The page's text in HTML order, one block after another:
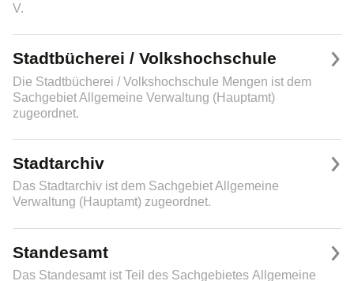
V.
Stadtbücherei / Volkshochschule
Die Stadtbücherei / Volkshochschule Mengen ist dem
Sachgebiet Allgemeine Verwaltung (Hauptamt)
zugeordnet.
Stadtarchiv
Das Stadtarchiv ist dem Sachgebiet Allgemeine
Verwaltung (Hauptamt) zugeordnet.
Standesamt
Das Standesamt ist Teil des Sachgebietes Allgemeine